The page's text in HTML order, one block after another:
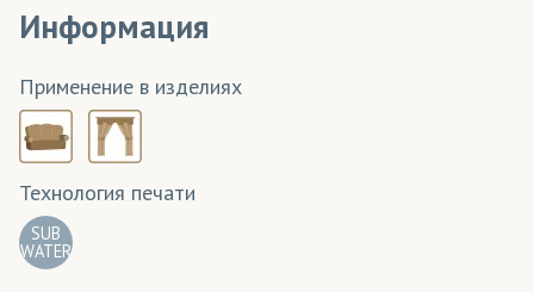
Информация
Применение в изделиях
Технология печати
SUB
WATER